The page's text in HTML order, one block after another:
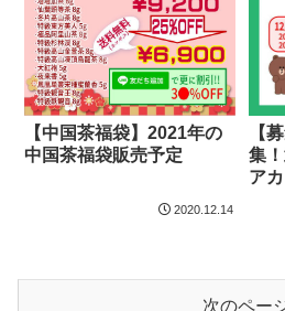
【中国茶福袋】2021年の
中国茶福袋販売予定
2020.12.14
【
集
ア
次のペー